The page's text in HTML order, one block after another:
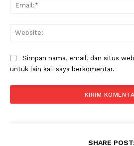
Simpan nama, email, dan situs
untuk lain kali saya berkomentar.
SHARE POST: